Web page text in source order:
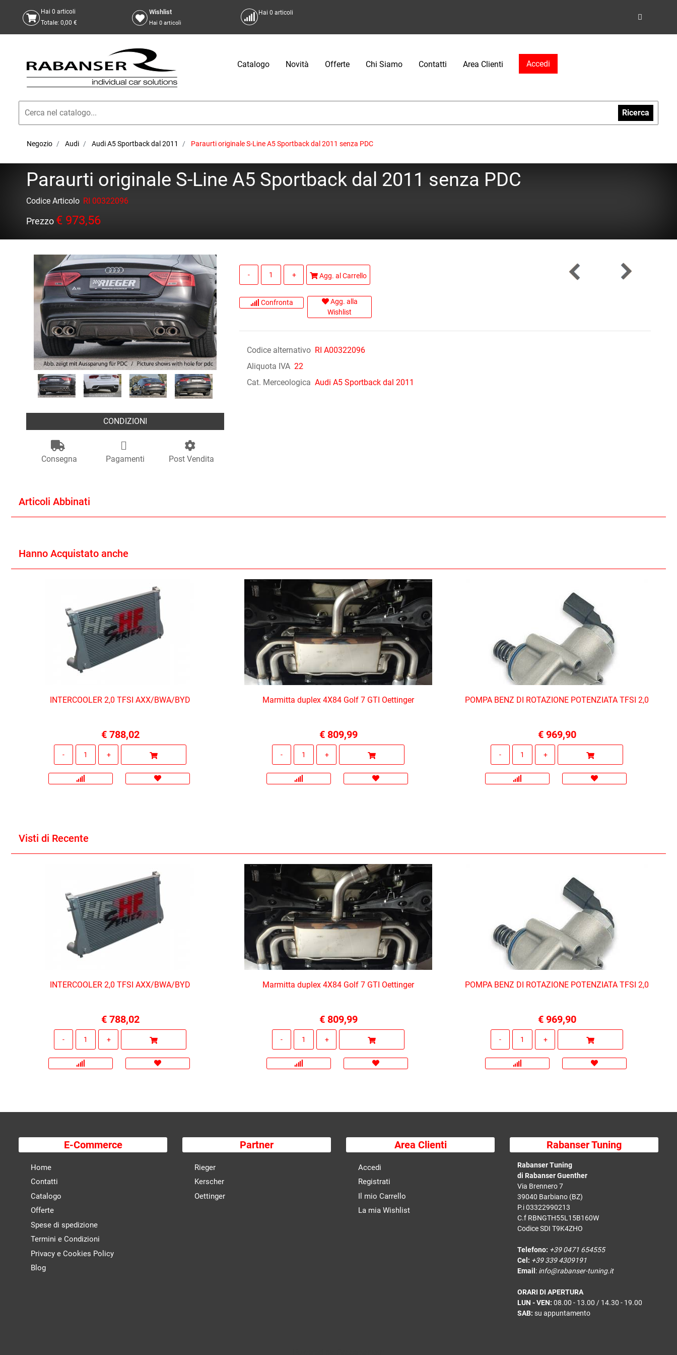
Hai 0 articoli
Totale: 0,00 €
Wishlist
Hai 0 articoli
Hai0 articoli
Catalogo Novità Offerte Chi Siamo Contatti Area Clienti Accedi
Ricerca
Negozio Audi Audi A5 Sportback dal 2011 Paraurti originale S-Line A5 Sportback dal 2011 senza PDC
Paraurti originale S-Line A5 Sportback dal 2011 senza PDC
Codice Articolo RI 00322096
Prezzo € 973,56
CONDIZIONI
Consegna Pagamenti Post Vendita
Quantità
Agg. al Carrello
Confronta
Agg. alla
Wishlist
Codice alternativo RI A00322096
Aliquota IVA 22
Cat. Merceologica Audi A5 Sportback dal 2011
Articoli Abbinati
Hanno Acquistato anche
INTERCOOLER 2,0 TFSI AXX/BWA/BYD
€ 788,02
Marmitta duplex 4X84 Golf 7 GTI Oettinger
€ 809,99
POMPA BENZ DI ROTAZIONE POTENZIATA TFSI 2,0
€ 969,90
Visti di Recente
INTERCOOLER 2,0 TFSI AXX/BWA/BYD
€ 788,02
Marmitta duplex 4X84 Golf 7 GTI Oettinger
€ 809,99
POMPA BENZ DI ROTAZIONE POTENZIATA TFSI 2,0
€ 969,90
E-Commerce
Home
Contatti
Catalogo
Offerte
Spese di spedizione
Termini e Condizioni
Privacy e Cookies Policy
Blog
Partner
Rieger
Kerscher
Oettinger
Area Clienti
Accedi
Registrati
Il mio Carrello
La mia Wishlist
Rabanser Tuning
Rabanser Tuning
di Rabanser Guenther
Via Brennero 7
39040 Barbiano (BZ)
P.i 03322990213
C.f RBNGTH55L15B160W
Codice SDI T9K4ZHO
Telefono: +39 0471 654555
Cel: +39 339 4309191
Email : info@rabanser-tuning.it
ORARI DI APERTURA
LUN - VEN: 08.00 - 13.00 / 14.30 - 19.00
SAB: su appuntamento